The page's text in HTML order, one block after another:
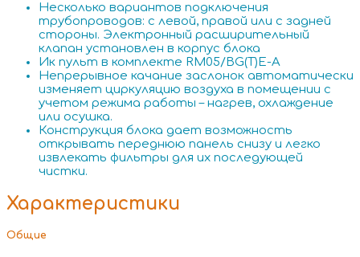
Несколько вариантов подключения
трубопроводов: с левой, правой или с задней
стороны. Электронный расширительный
клапан установлен в корпус блока
Ик пульт в комплекте RM05/BG(T)E-A
Непрерывное качание заслонок автоматически
изменяет циркуляцию воздуха в помещении с
учетом режима работы – нагрев, охлаждение
или осушка.
Конструкция блока дает возможность
открывать переднюю панель снизу и легко
извлекать фильтры для их последующей
чистки.
Характеристики
Общие